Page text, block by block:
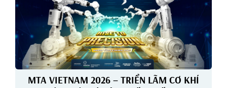
MTA VIETNAM 2026 – TRIỂN LÃM CƠ KHÍ